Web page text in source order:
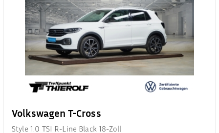
Volkswagen T-Cross
Style 1.0 TSI R-Line Black 18-Zoll